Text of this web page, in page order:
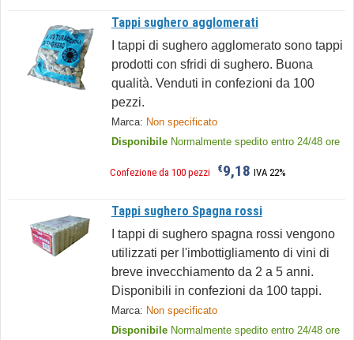
Tappi sughero agglomerati
I tappi di sughero agglomerato sono tappi
prodotti con sfridi di sughero. Buona
qualità. Venduti in confezioni da 100
pezzi.
Marca: Non specificato
Disponibile Normalmente spedito entro 24/48 ore
Confezione da 100 pezzi €9,18 IVA 22%
Tappi sughero Spagna rossi
I tappi di sughero spagna rossi vengono
utilizzati per l'imbottigliamento di vini di
breve invecchiamento da 2 a 5 anni.
Disponibili in confezioni da 100 tappi.
Marca: Non specificato
Disponibile Normalmente spedito entro 24/48 ore